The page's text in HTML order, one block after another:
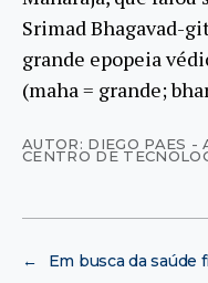
Srimad Bhagavad-
grande epopeia
(maha = grande;
AUTOR: DIEGO PAES -
CENTRO DE
←
Em busca da saúde